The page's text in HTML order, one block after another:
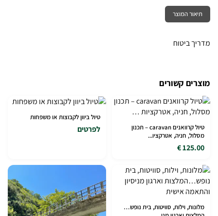
תיאור המוצר
מדריך ביטוח
מוצרים קשורים
טיול קרוואנים caravan – תכנון
מסלול, חניה, אטרקציו...
125.00 €
טיול ביוון לקבוצות או משפחות
לפרטים
מלונות, וילות, סוויטות, בית נופש…